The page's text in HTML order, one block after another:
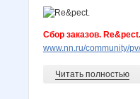
Сбор заказов.
www.nn.ru/community/
Читать полностью